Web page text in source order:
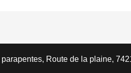
Route de la plaine,